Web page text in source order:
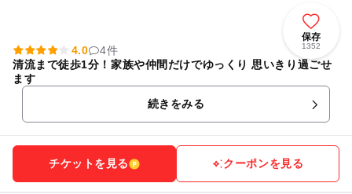
保存
1352
4.0
4件
清流まで徒歩1分！家族や仲間だけでゆっくり 思いきり過ごせ
ます
続きをみる
チケットを見る クーポンを見る